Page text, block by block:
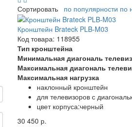
Сортировать по популярности по
Кронштейн Brateck PLB-M03
Код товара: 118955
Тип кронштейна
Минимальная диагональ
Максимальная диагональ
Максимальная нагрузка
наклонный кронштейн
для телевизоров с
цвет корпуса:черный
30 450 р.